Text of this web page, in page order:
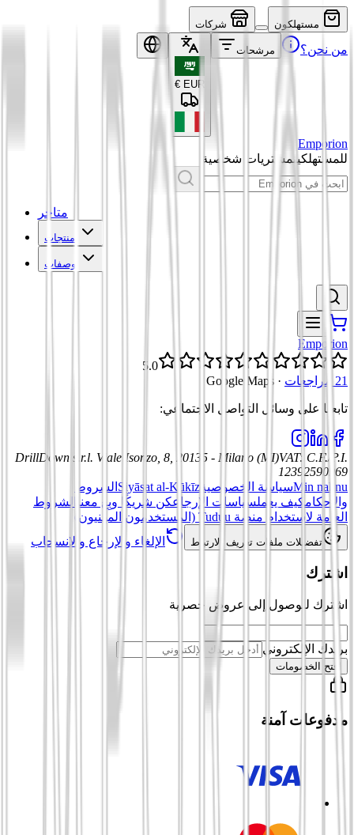
مستهلكون شركات
من نحن؟ مرشحات
EUR
€
Emporion
للمستهلكينمشتريات شخصية
متاجر
منتجات
وصفات
Emporion
5.0
21 مراجعات
·
Google Maps
تابعنا على وسائل التواصل الاجتماعي:
DrillDown s.r.l. Viale Isonzo, 8, 20135 - Milano (MI)VAT: C.F./P.I.
12392590969
Min nahnuسياسة الخصوصية Siyāsat al-Kūkīz الشروط
والأحكامكيف يعملسياسات الإرجاعكن شريكًا وبِع معنا
الشروط
العامة لاستخدام منصة Tuduu (المستخدمون المهنيون)
تفضيلات ملفات تعريف الارتباط الإلغاء والإرجاع والانسحاب
اشترك
اشترك للوصول إلى عروض حصرية
بريدك الإلكتروني
افتح الخصومات
مدفوعات آمنة